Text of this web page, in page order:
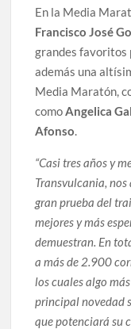
En la Media
Francisco José
grandes favoritos
además una
Media Maratón,
comoAngelica
Afonso.
“Casi tres años y
Transvulcania,
gran prueba del
mejores y más
demuestran. En
a más de 2.900
los cuales algo
principal novedad
que potenciará su